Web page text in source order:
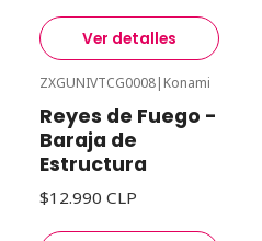
Ver detalles
ZXGUNIVTCG0008 Konami
Reyes de Fuego -
Baraja de
Estructura
$12.990 CLP